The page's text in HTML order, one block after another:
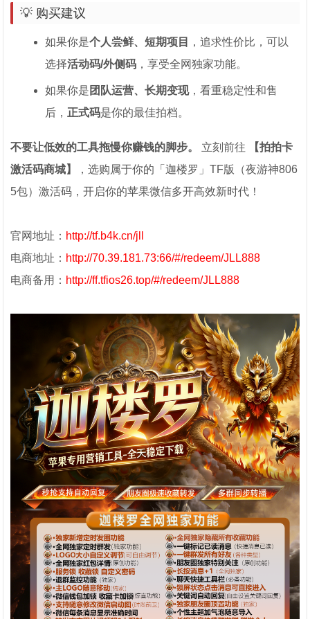
💡 购买建议
如果你是个人尝鲜、短期项目
，追求性价比，可以
选择活动码/外侧码 ，享受全网独家功能。
如果你是 团队运营、长期变现，看重稳定性和售
后， 正式码是你的最佳拍档。
不要让低效的工具拖慢你赚钱的脚步。 立刻前往
【拍拍卡
激活码商城】
，选购属于你的「迦楼罗」TF版（夜游神806
5包）激活码，开启你的苹果微信多开高效新时代！
官网地址： http://tf.b4k.cn/jll
电商地址： http://70.39.181.73:66/#/redeem/JLL888
电商备用： http://ff.tfios26.top/#/redeem/JLL888